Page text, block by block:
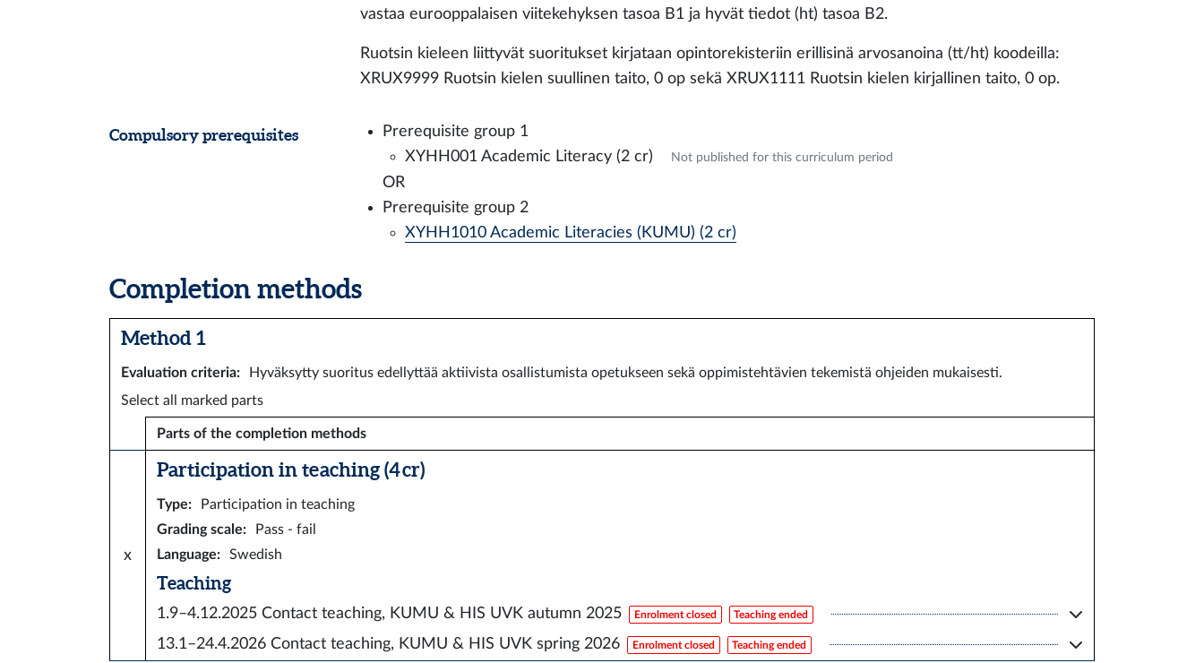
vastaa eurooppalaisen viitekehyksen tasoa B1 ja hyvät tiedot (ht) tasoa B2.
Ruotsin kieleen liittyvät suoritukset kirjataan opintorekisteriin erillisinä arvosanoina (tt/ht) koodeilla:
XRUX9999 Ruotsin kielen suullinen taito, 0 op sekä XRUX1111 Ruotsin kielen kirjallinen taito, 0 op.
Compulsory prerequisites
Prerequisite group 1
XYHH001 Academic Literacy (2 cr)
Not published for this curriculum period
OR
Prerequisite group 2
XYHH1010 Academic Literacies (KUMU) (2 cr)
Completion methods
Method 1
Evaluation criteria:
Hyväksytty suoritus edellyttää aktiivista osallistumista opetukseen sekä oppimistehtävien tekemistä ohjeiden mukaisesti.
Select all marked parts
Parts of the completion methods
x
Participation in teaching (4 cr)
Type:
Participation in teaching
Grading scale:
Pass - fail
Language: Swedish
Teaching
1.9–4.12.2025 Contact teaching, KUMU & HIS UVK autumn 2025 Enrolment closed Teaching ended
13.1–24.4.2026 Contact teaching, KUMU & HIS UVK spring 2026 Enrolment closed Teaching ended